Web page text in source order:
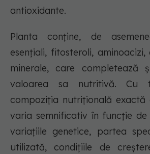
antioxidante.
Planta conține, de
esențiali, fitosteroli,
minerale, care completează
valoarea sa nutritivă. Cu
compoziția nutrițională
varia semnificativ în funcție
variațiile genetice, partea
utilizată, condițiile de